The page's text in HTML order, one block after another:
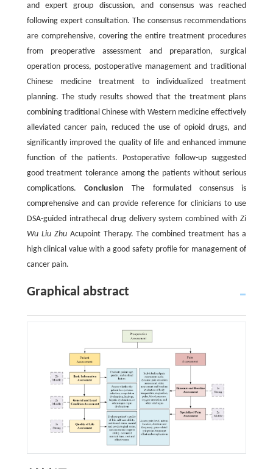
and expert group discussion, and consensus was reached
following expert consultation. The consensus recommendations
are comprehensive, covering the entire treatment procedures
from preoperative assessment and preparation, surgical
operation process, postoperative management and traditional
Chinese medicine treatment to individualized treatment
planning. The study results showed that the treatment plans
combining traditional Chinese with Western medicine effectively
alleviated cancer pain, reduced the use of opioid drugs, and
significantly improved the quality of life and enhanced immune
function of the patients. Postoperative follow-up suggested
good treatment tolerance among the patients without serious
complications. Conclusion The formulated consensus is
comprehensive and can provide reference for clinicians to use
DSA-guided intrathecal drug delivery system combined withZi
Wu Liu ZhuAcupoint Therapy. The combined treatment has a
high clinical value with a good safety profile for management of
cancer pain.
Graphical abstract